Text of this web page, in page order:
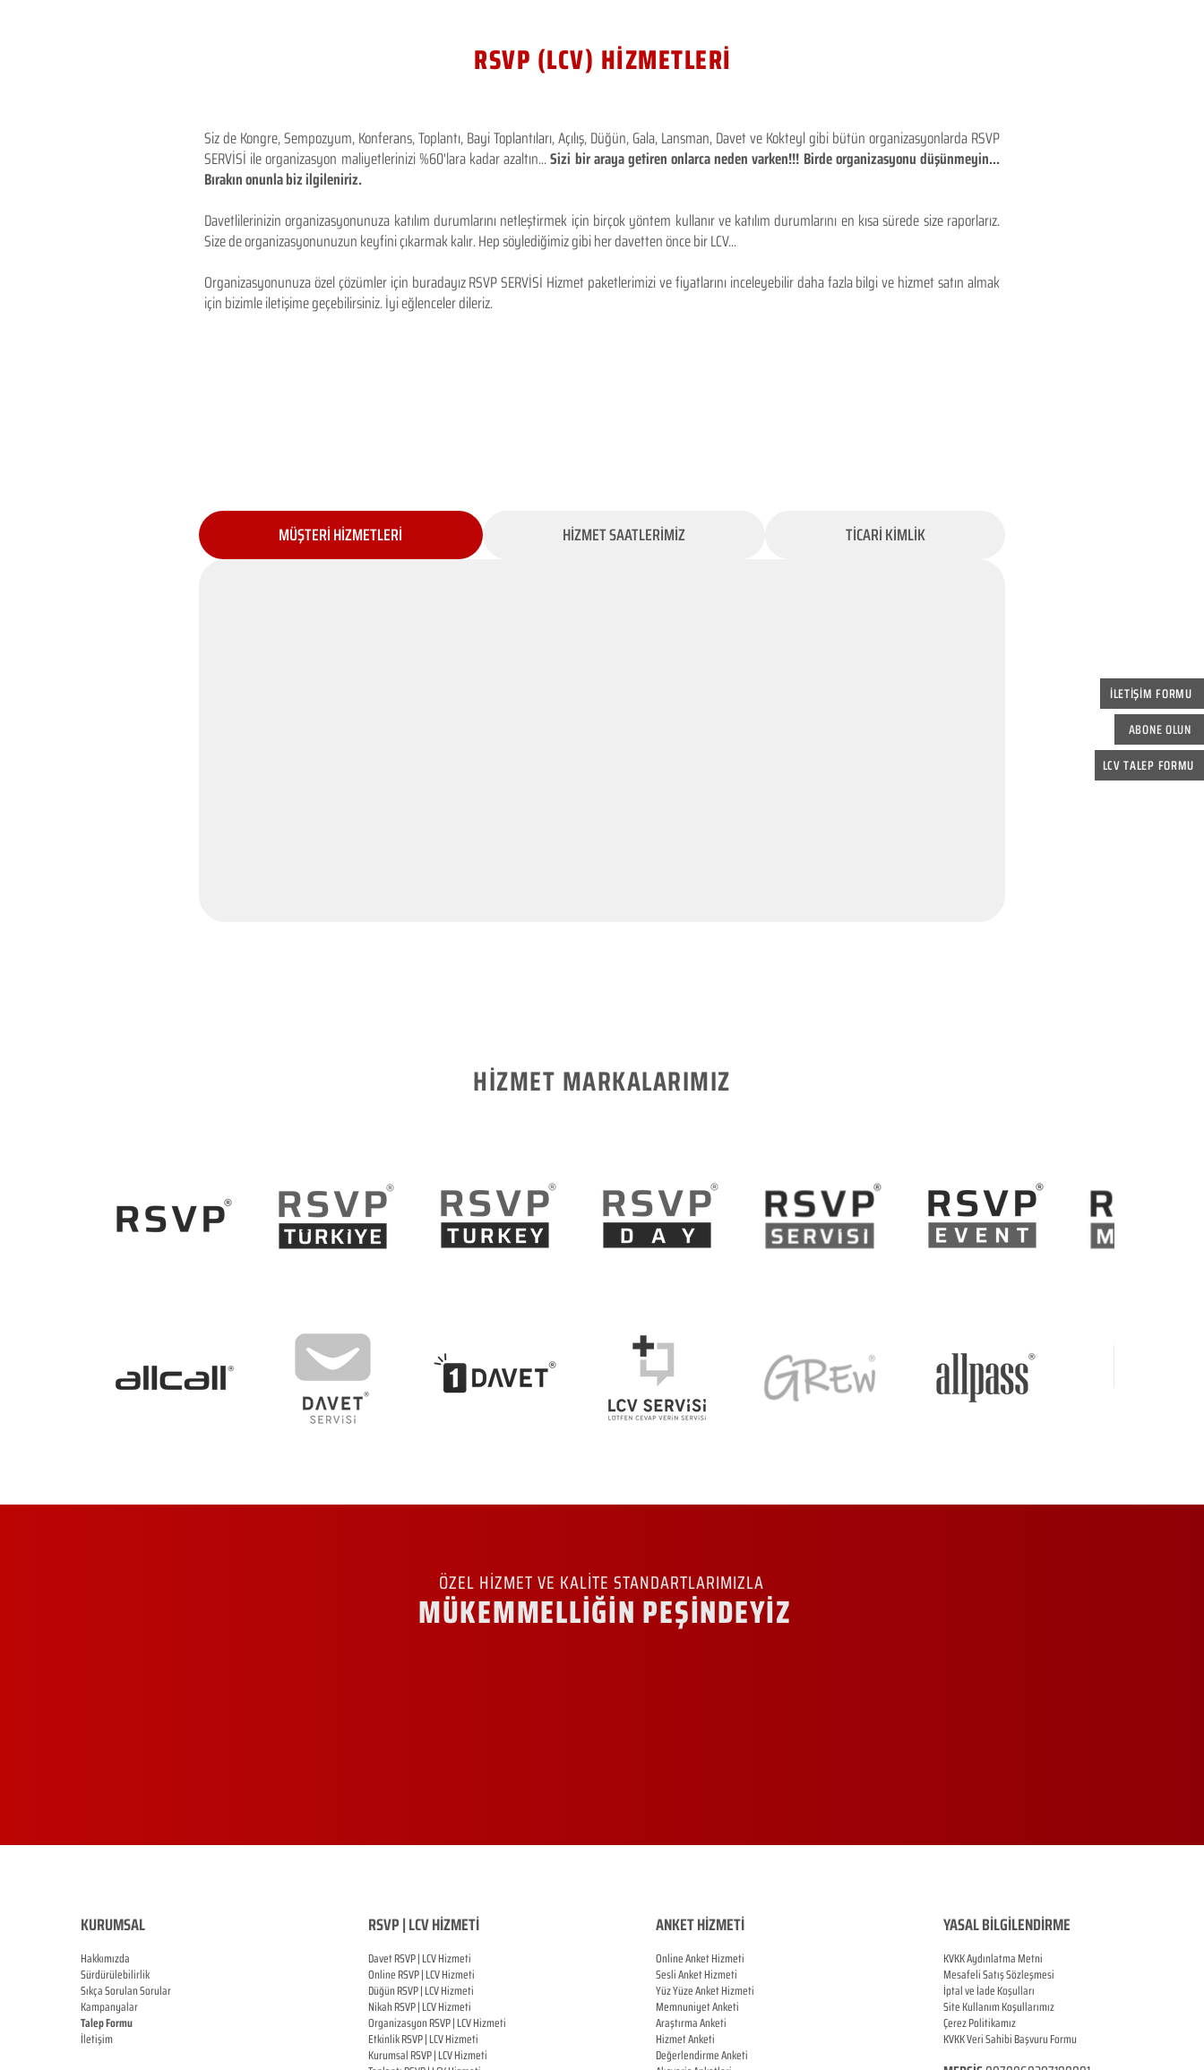
İLETİŞİM FORMU
ABONE OLUN
LCV TALEP FORMU
RSVP (LCV) HİZMETLERİ
Siz de Kongre, Sempozyum, Konferans, Toplantı, Bayi Toplantıları, Açılış, Düğün, Gala, Lansman, Davet ve Kokteyl gibi bütün organizasyonlarda RSVP
SERVİSİ ile organizasyon maliyetlerinizi %60'lara kadar azaltın...Sizi bir araya getiren onlarca neden varken!!! Birde organizasyonu düşünmeyin...
Bırakın onunla biz ilgileniriz.
Davetlilerinizin organizasyonunuza katılım durumlarını netleştirmek için birçok yöntem kullanır ve katılım durumlarını en kısa sürede size raporlarız.
Size de organizasyonunuzun keyfini çıkarmak kalır. Hep söylediğimiz gibi her davetten önce bir LCV...
Organizasyonunuza özel çözümler için buradayız RSVP SERVİSİ Hizmet paketlerimizi ve fiyatlarını inceleyebilir daha fazla bilgi ve hizmet satın almak
için bizimle iletişime geçebilirsiniz. İyi eğlenceler dileriz.
MÜŞTERİ HİZMETLERİ HİZMET SAATLERİMİZ TİCARİ KİMLİK
HİZMET MARKALARIMIZ
ÖZEL HİZMET VE KALİTE STANDARTLARIMIZLA
MÜKEMMELLİĞİN PEŞİNDEYİZ
KURUMSAL
Hakkımızda
Sürdürülebilirlik
Sıkça Sorulan Sorular
Kampanyalar
Talep Formu
İletişim
RSVP | LCV HİZMETİ
Davet RSVP | LCV Hizmeti
OnlineRSVP |LCV Hizmeti
DüğünRSVP |LCV Hizmeti
NikahRSVP |LCV Hizmeti
OrganizasyonRSVP |LCV Hizmeti
EtkinlikRSVP |LCV Hizmeti
KurumsalRSVP |LCV Hizmeti
ANKET HİZMETİ
Online Anket Hizmeti
Sesli Anket Hizmeti
Yüz Yüze Anket Hizmeti
Memnuniyet Anketi
Araştırma Anketi
Hizmet Anketi
Değerlendirme Anketi
YASAL BİLGİLENDİRME
KVKK Aydınlatma Metni
Mesafeli Satış Sözleşmesi
İptal ve İade Koşulları
Site Kullanım Koşullarımız
Çerez Politikamız
KVKK Veri Sahibi Başvuru Formu